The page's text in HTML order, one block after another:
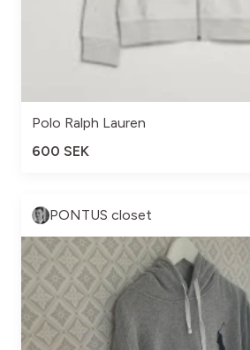
Polo Ralph Lauren
600 SEK
PONTUS closet